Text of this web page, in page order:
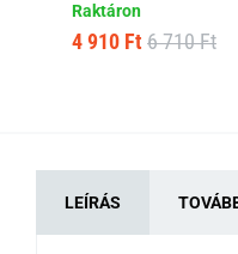
Raktáron
4 910 Ft 6 710 Ft
LEÍRÁS